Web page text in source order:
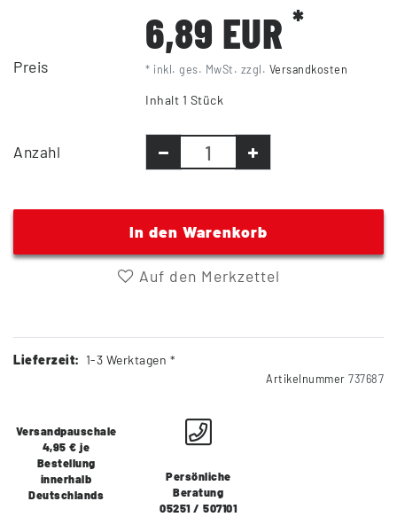
Preis
6,89 EUR *
* inkl. ges. MwSt. zzgl. Versandkosten
Inhalt 1 Stück
Anzahl
In den Warenkorb
Auf den Merkzettel
Lieferzeit: 1-3 Werktagen *
Artikelnummer 737687
Versandpauschale
4,95 € je
Bestellung
innerhalb
Deutschlands
Persönliche
Beratung
05251 / 507101